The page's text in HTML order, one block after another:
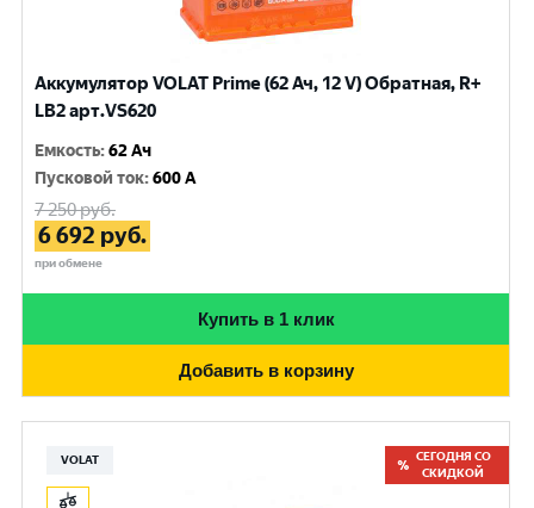
Аккумулятор VOLAT Prime (62 Ач, 12 V) Обратная, R+
LB2 арт.VS620
Емкость:62 Ач
Пусковой ток:600 A
7 250руб.
6 692 руб.
при обмене
Купить в 1 клик
Добавить в корзину
VOLAT
СЕГОДНЯ СО
СКИДКОЙ